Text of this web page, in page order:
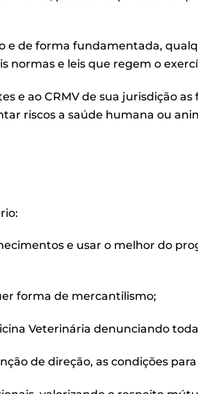
e de forma fundamentada,
normas e leis que regem o
e ao CRMV de sua jurisdição
riscos a saúde humana ou
e usar o melhor do
forma de mercantilismo;
Veterinária denunciando
de direção, as condições